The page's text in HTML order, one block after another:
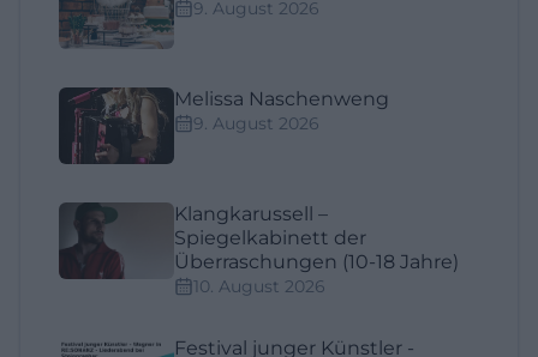
9. August 2026
Melissa Naschenweng
9. August 2026
Klangkarussell –
Spiegelkabinett der
Überraschungen (10-18 Jahre)
10. August 2026
Festival junger Künstler -